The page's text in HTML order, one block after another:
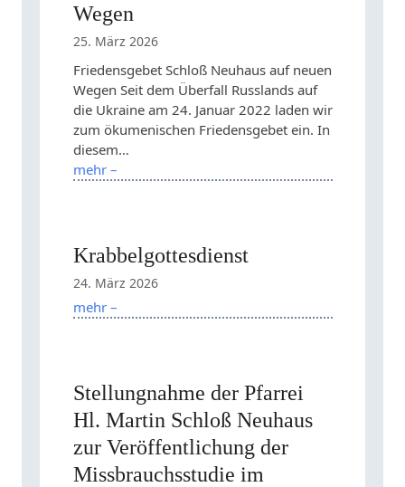
Wegen
25. März 2026
Friedensgebet Schloß Neuhaus auf neuen
Wegen Seit dem Überfall Russlands auf
die Ukraine am 24. Januar 2022 laden wir
zum ökumenischen Friedensgebet ein. In
diesem…
mehr –
Krabbelgottesdienst
24. März 2026
mehr –
Stellungnahme der Pfarrei
Hl. Martin Schloß Neuhaus
zur Veröffentlichung der
Missbrauchsstudie im